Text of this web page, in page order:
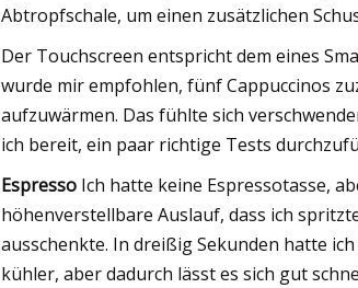
Abtropfschale, um einen zusätzlichen
Der Touchscreen entspricht dem eines
wurde mir empfohlen, fünf Cappuccinos
aufzuwärmen. Das fühlte sich
ich bereit, ein paar richtige Tests
Espresso Ich hatte keine Espressotasse,
höhenverstellbare Auslauf, dass ich
ausschenkte. In dreißig Sekunden hatte
kühler, aber dadurch lässt es sich gut